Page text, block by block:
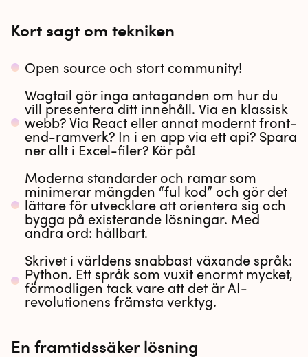
Kort sagt om tekniken
Open source och stort community!
Wagtail gör inga antaganden om hur du
vill presentera ditt innehåll. Via en klassisk
webb? Via React eller annat modernt front-
end-ramverk? In i en app via ett api? Spara
ner allt i Excel-filer? Kör på!
Moderna standarder och ramar som
minimerar mängden “ful kod” och gör det
lättare för utvecklare att orientera sig och
bygga på existerande lösningar. Med
andra ord: hållbart.
Skrivet i världens snabbast växande språk:
Python. Ett språk som vuxit enormt mycket,
förmodligen tack vare att det är AI-
revolutionens främsta verktyg.
En framtidssäker lösning